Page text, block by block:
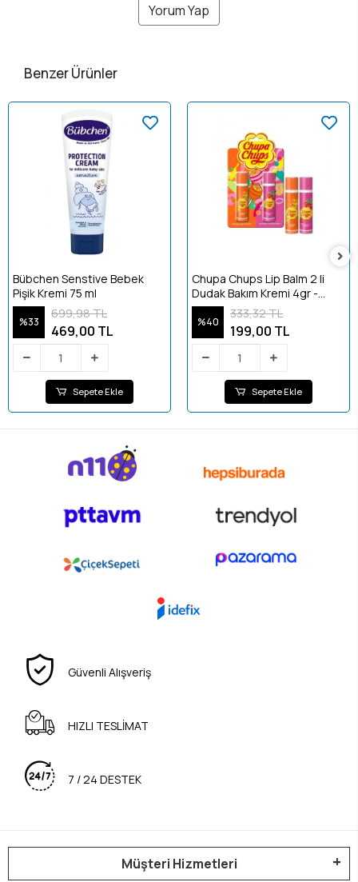
Yorum Yap
Benzer Ürünler
Bübchen Senstive Bebek
Pişik Kremi 75 ml
%33
699,98 TL
469,00 TL
Sepete Ekle
Chupa Chups Lip Balm 2 li
Dudak Bakım Kremi 4gr -
Çilek Ve Portakal
%40
333,32 TL
199,00 TL
Sepete Ekle
Güvenli Alışveriş
HIZLI TESLİMAT
7 / 24 DESTEK
Müşteri Hizmetleri